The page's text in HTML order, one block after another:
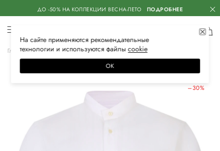
ДО -50% НА КОЛЛЕКЦИИ ВЕСНА-ЛЕТО ПОДРОБНЕЕ
Главная Мужская Одежда Рубашки Повседневные
–30%
На сайте применяются рекомендательные
технологии и используются файлысооkiе
ОК